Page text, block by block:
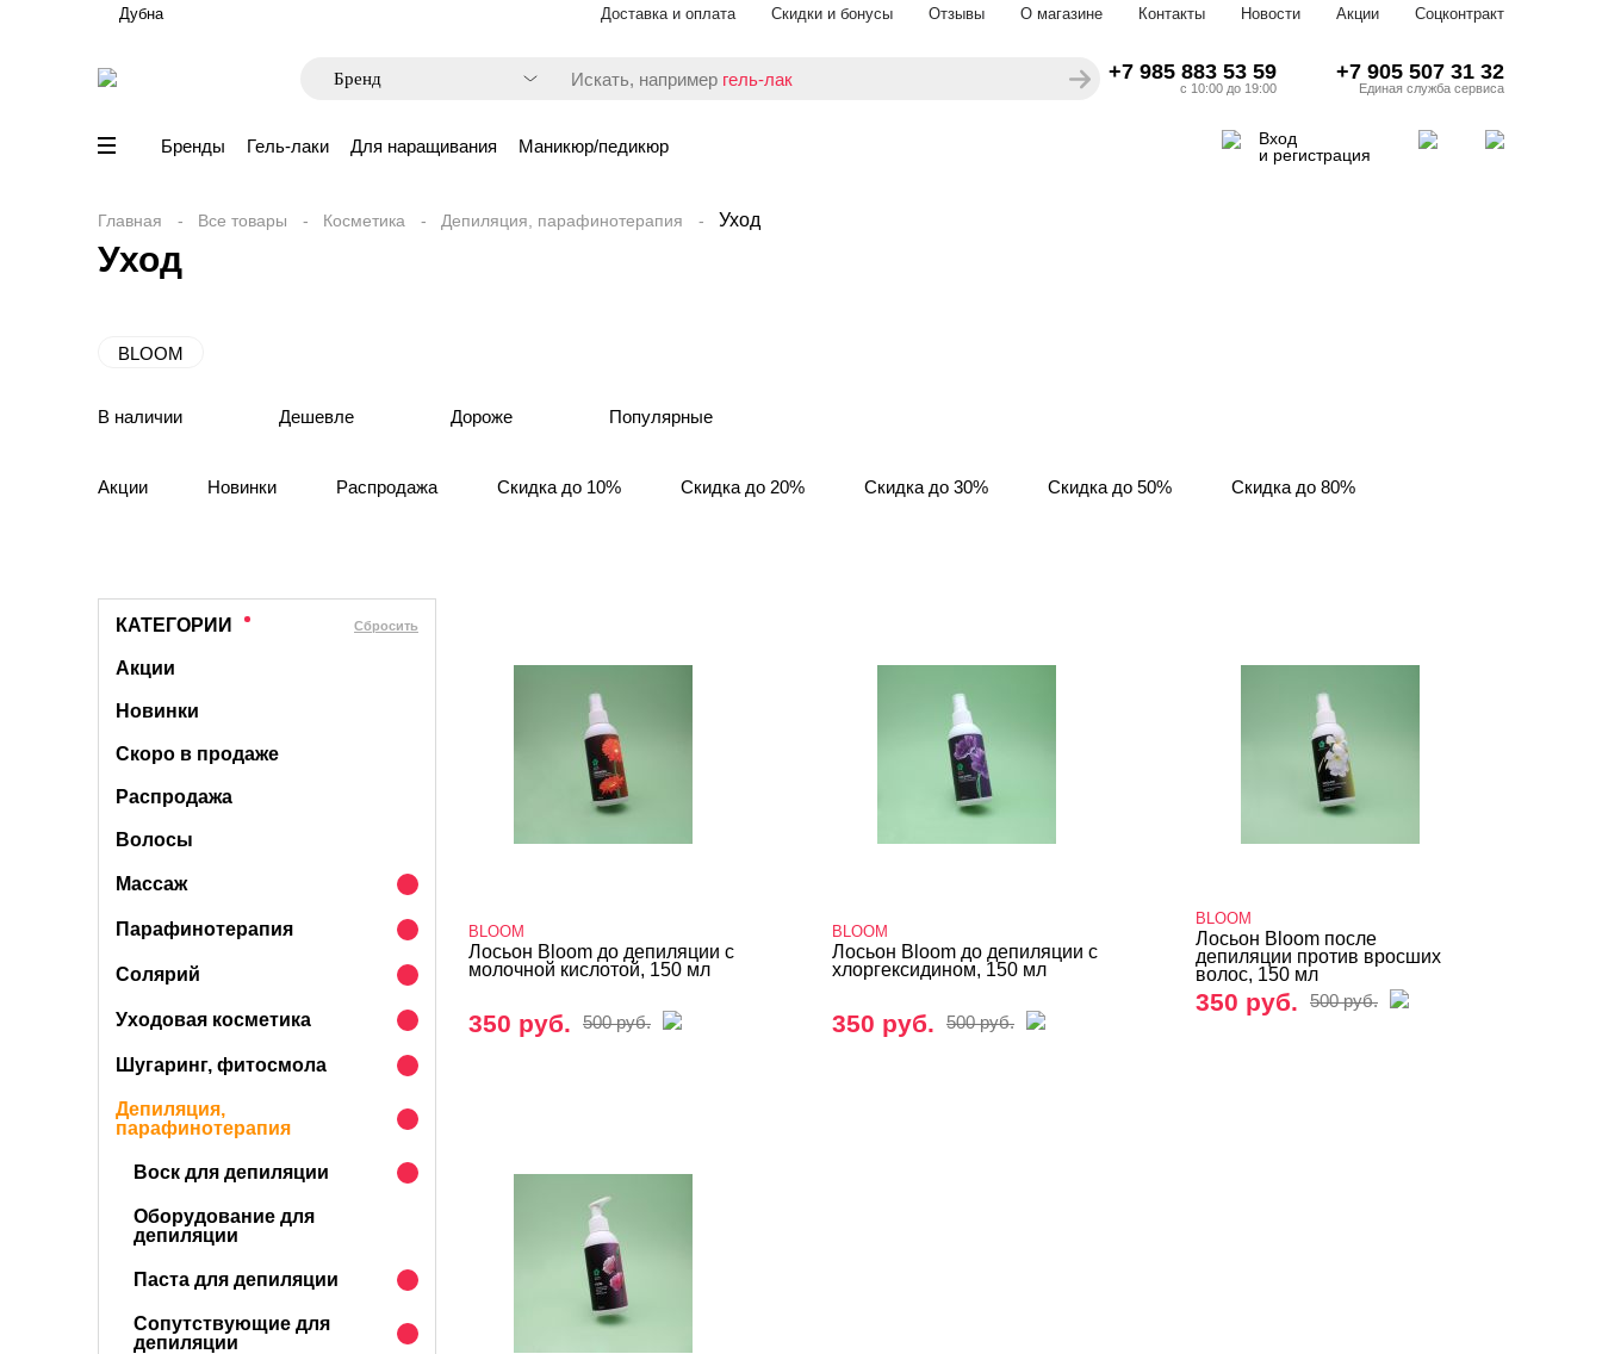
Дубна Доставка и оплата Скидки и бонусы Отзывы О магазине Контакты Новости Акции Соцконтракт
Искать, например гель-лак +7 985 883 53 59
с 10:00 до 19:00
+7 905 507 31 32
Единая служба сервиса
Бренды Гель-лаки Для наращивания Маникюр/педикюр
Вход
и регистрация
Главная Все товары Косметика Депиляция, парафинотерапия Уход
Уход
BLOOM
В наличии Дешевле Дороже Популярные
Акции Новинки Распродажа Скидка до 10% Скидка до 20% Скидка до 30% Скидка до 50% Скидка до 80%
КАТЕГОРИИ Cбросить
Акции
Новинки
Скоро в продаже
Распродажа
Волосы
Массаж
Парафинотерапия
Солярий
Уходовая косметика
Шугаринг, фитосмола
Депиляция,
парафинотерапия
Воск для депиляции
Оборудование для
депиляции
Паста для депиляции
Сопутствующие для
депиляции
BLOOM
Лосьон Bloom до депиляции с
молочной кислотой, 150 мл
350 руб. 500 руб.
BLOOM
Лосьон Bloom до депиляции с
хлоргексидином, 150 мл
350 руб. 500 руб.
BLOOM
Лосьон Bloom после
депиляции против вросших
волос, 150 мл
350 руб. 500 руб.